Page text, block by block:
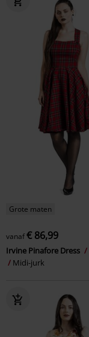
Grote maten
vanaf€ 86,99
Irvine Pinafore Dress
Midi-jurk